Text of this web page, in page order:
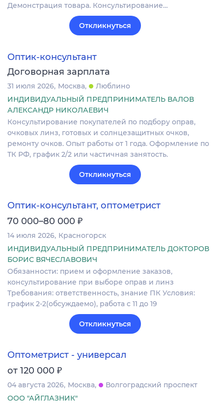
Демонстрация товара. Консультирование…
Откликнуться
Оптик-консультант
Договорная зарплата
31 июля 2026 Москва
Люблино
ИНДИВИДУАЛЬНЫЙ ПРЕДПРИНИМАТЕЛЬ ВАЛОВ
АЛЕКСАНДР НИКОЛАЕВИЧ
Консультирование покупателей по подбору оправ,
очковых линз, готовых и солнцезащитных очков,
ремонту очков. Опыт работы от 1 года. Оформление по
ТК РФ, график 2/2 или частичная занятость.
Откликнуться
Оптик-консультант, оптометрист
70 000–80 000 ₽
14 июля 2026 Красногорск
ИНДИВИДУАЛЬНЫЙ ПРЕДПРИНИМАТЕЛЬ ДОКТОРОВ
БОРИС ВЯЧЕСЛАВОВИЧ
Обязанности: прием и оформление заказов,
консультирование при выборе оправ и линз
Требования: ответственность, знание ПК Условия:
график 2-2(обсуждаемо), работа с 11 до 19
Откликнуться
Оптометрист - универсал
от 120 000 ₽
04 августа 2026 Москва
Волгоградский проспект
ООО "АЙГЛАЗНИК"